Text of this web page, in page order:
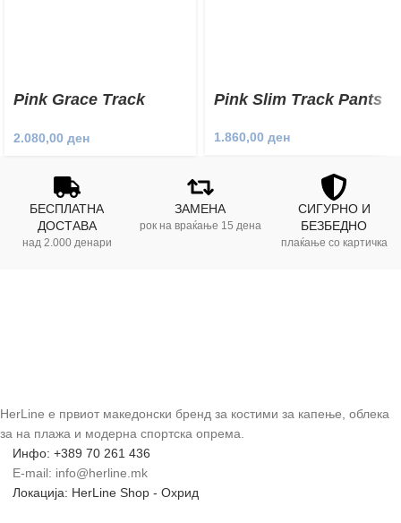
Pink Grace Track
2.080,00 ден
Pink Slim Track Pants
1.860,00 ден
БЕСПЛАТНА
ДОСТАВА
над 2.000 денари
ЗАМЕНА
рок на враќање 15 дена
СИГУРНО И
БЕЗБЕДНО
плаќање со картичка
HerLine е првиот македонски бренд за костими за капење, облека
за на плажа и модерна спортска опрема.
Инфо: +389 70 261 436
E-mail: info@herline.mk
Локација: HerLine Shop - Охрид